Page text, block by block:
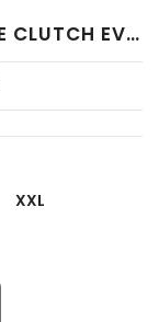
CASQUE CLUTCH EVO LE PATRIOT
XXL